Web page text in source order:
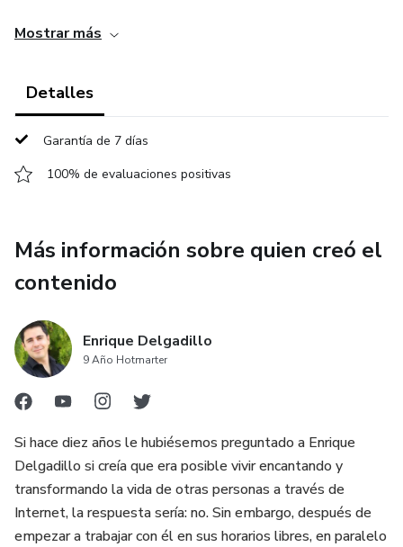
Mostrar más
Detalles
Garantía de 7 días
100% de evaluaciones positivas
Más información sobre quien creó el
contenido
Enrique Delgadillo
9 Año Hotmarter
Si hace diez años le hubiésemos preguntado a Enrique
Delgadillo si creía que era posible vivir encantando y
transformando la vida de otras personas a través de
Internet, la respuesta sería: no. Sin embargo, después de
empezar a trabajar con él en sus horarios libres, en paralelo